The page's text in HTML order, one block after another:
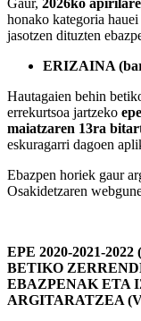
honako kategoria
jasotzen dituzten
ERIZAINA
Hautagaien behin
errekurtsoa jartzeko
maiatzaren 13ra
eskuragarri dagoen
Ebazpen horiek gaur
Osakidetzaren
EPE 2020-2021-
BETIKO
EBAZPENAK ETA
ARGITARATZEA